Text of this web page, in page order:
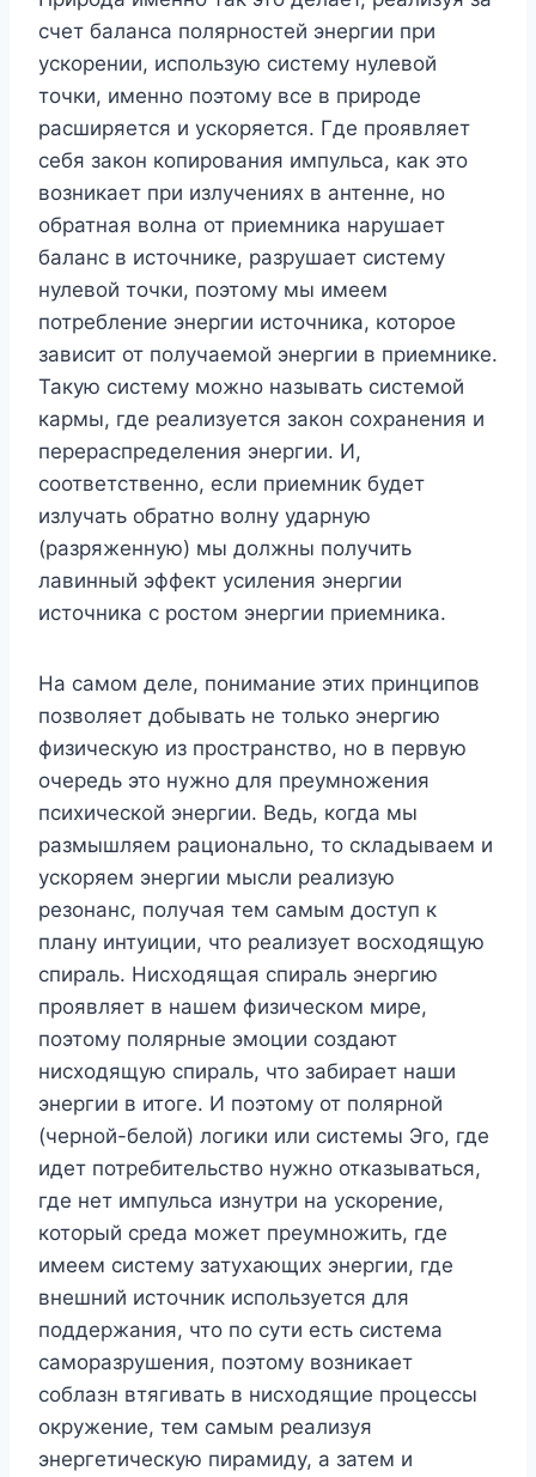
счет баланса полярностей энергии при
ускорении, использую систему нулевой
точки, именно поэтому все в природе
расширяется и ускоряется. Где проявляет
себя закон копирования импульса, как это
возникает при излучениях в антенне, но
обратная волна от приемника нарушает
баланс в источнике, разрушает систему
нулевой точки, поэтому мы имеем
потребление энергии источника, которое
зависит от получаемой энергии в приемнике.
Такую систему можно называть системой
кармы, где реализуется закон сохранения и
перераспределения энергии. И,
соответственно, если приемник будет
излучать обратно волну ударную
(разряженную) мы должны получить
лавинный эффект усиления энергии
источника с ростом энергии приемника.
На самом деле, понимание этих принципов
позволяет добывать не только энергию
физическую из пространство, но в первую
очередь это нужно для преумножения
психической энергии. Ведь, когда мы
размышляем рационально, то складываем и
ускоряем энергии мысли реализую
резонанс, получая тем самым доступ к
плану интуиции, что реализует восходящую
спираль. Нисходящая спираль энергию
проявляет в нашем физическом мире,
поэтому полярные эмоции создают
нисходящую спираль, что забирает наши
энергии в итоге. И поэтому от полярной
(черной-белой) логики или системы Эго, где
идет потребительство нужно отказываться,
где нет импульса изнутри на ускорение,
который среда может преумножить, где
имеем систему затухающих энергии, где
внешний источник используется для
поддержания, что по сути есть система
саморазрушения, поэтому возникает
соблазн втягивать в нисходящие процессы
окружение, тем самым реализуя
энергетическую пирамиду, а затем и